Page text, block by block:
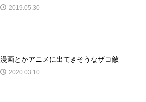
2019.05.30
漫画とかアニメに出てきそうなザコ敵
2020.03.10